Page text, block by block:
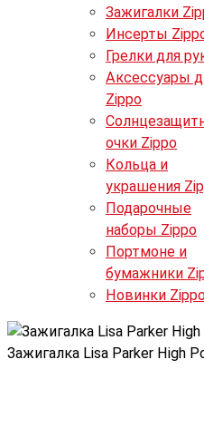
Зажигалки
Инсерты
Грелки для
Аксессуары
Zippo
очки Zippo
Кольца и
украшения
Подарочные
наборы Zippo
Портмоне и
бумажники
Новинки
Зажигалка Lisa Parker High